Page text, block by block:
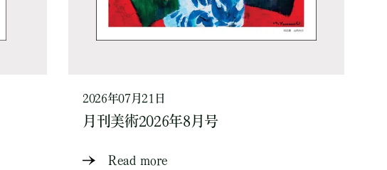
2026年07月21日
月刊美術2026年8月号
Read more